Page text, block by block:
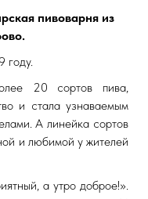
пивоварня из
году.
20 сортов пива,
и стала узнаваемым
А линейка сортов
и любимой у жителей
а утро доброе!».